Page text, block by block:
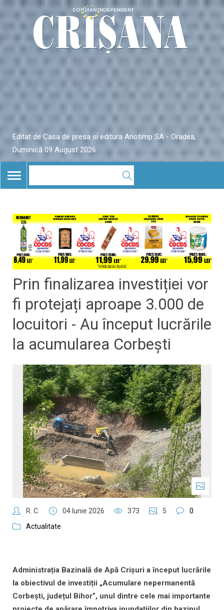
Editat de Casa de presa si editura Anotimp SA - Oradea,
Duminică 09 August 2026
TOGGLE
NAVIGATION
Prin finalizarea investiției vor
fi protejați aproape 3.000 de
locuitori - Au început lucrările
la acumularea Corbești
R. C. 04 Iunie 2026 373 5
0
Actualitate
Administrația Bazinală de Apă Crișuri a început lucrările
la obiectivul de investiții „Acumulare nepermanentă
Corbești, județul Bihor”, unul dintre cele mai importante